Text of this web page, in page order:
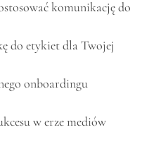
komunikację do
do etykiet dla Twojej
onboardingu
w erze mediów